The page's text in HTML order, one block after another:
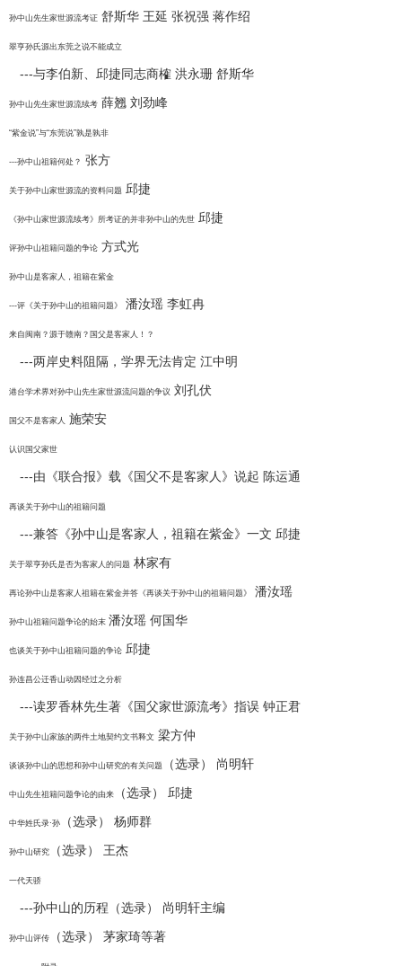
孙中山先生家世源流考证 舒斯华 王延 张祝强 蒋作绍
翠亨孙氏源出东莞之说不能成立
---与李伯新、邱捷同志商榷 洪永珊 舒斯华
孙中山先生家世源流续考 薛翘 刘劲峰
“紫金说”与“东莞说”孰是孰非
---孙中山祖籍何处？ 张方
关于孙中山家世源流的资料问题 邱捷
《孙中山家世源流续考》所考证的并非孙中山的先世 邱捷
评孙中山祖籍问题的争论 方式光
孙中山是客家人，祖籍在紫金
---评《关于孙中山的祖籍问题》 潘汝瑶 李虹冉
来自闽南？源于赣南？国父是客家人！？
---两岸史料阻隔，学界无法肯定 江中明
港台学术界对孙中山先生家世源流问题的争议 刘孔伏
国父不是客家人 施荣安
认识国父家世
---由《联合报》载《国父不是客家人》说起 陈运通
再谈关于孙中山的祖籍问题
---兼答《孙中山是客家人，祖籍在紫金》一文 邱捷
关于翠亨孙氏是否为客家人的问题 林家有
再论孙中山是客家人祖籍在紫金并答《再谈关于孙中山的祖籍问题》 潘汝瑶
孙中山祖籍问题争论的始末 潘汝瑶 何国华
也谈关于孙中山祖籍问题的争论 邱捷
孙连昌公迁香山动因经过之分析
---读罗香林先生著《国父家世源流考》指误 钟正君
关于孙中山家族的两件土地契约文书释文 梁方仲
谈谈孙中山的思想和孙中山研究的有关问题 （选录） 尚明轩
中山先生祖籍问题争论的由来 （选录） 邱捷
中华姓氏录·孙 （选录） 杨师群
孙中山研究 （选录） 王杰
一代天骄
---孙中山的历程（选录） 尚明轩主编
孙中山评传 （选录） 茅家琦等著